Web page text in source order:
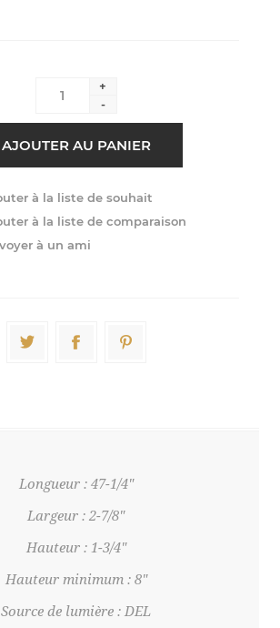
+
-
Longueur : 47-1/4"
Largeur : 2-7/8"
Hauteur : 1-3/4"
Hauteur minimum : 8"
Source de lumière : DEL